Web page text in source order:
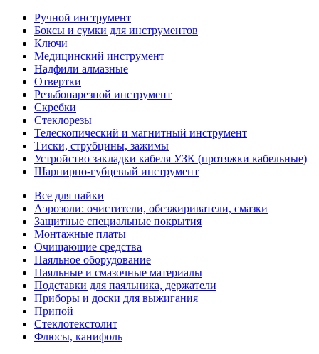
Ручной инструмент
Боксы и сумки для инструментов
Ключи
Медицинский инструмент
Надфили алмазные
Отвертки
Резьбонарезной инструмент
Скребки
Стеклорезы
Телескопический и магнитный инструмент
Тиски, струбцины, зажимы
Устройство закладки кабеля УЗК (протяжки кабельные)
Шарнирно-губцевый инструмент
Все для пайки
Аэрозоли: очистители, обезжириватели, смазки
Защитные специальные покрытия
Монтажные платы
Очищающие средства
Паяльное оборудование
Паяльные и смазочные материалы
Подставки для паяльника, держатели
Приборы и доски для выжигания
Припой
Стеклотекстолит
Флюсы, канифоль